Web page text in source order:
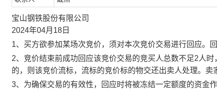
宝山钢铁股份有限公司
2024年04月18日
1、买方欲参加某场次竞价，须对本次竞价交易进行回应。
2、竞价结束前成功回应该竞价交易的竞买人总数不足2人
的，则该竞价流标，流标的竞价标的物交还出卖人处理。
3、为确保交易的有效性，回应时将被冻结一定额度的资金